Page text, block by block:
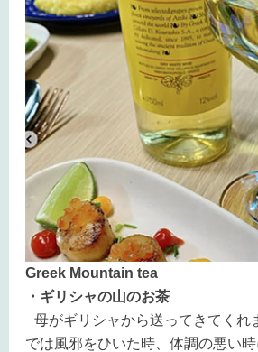
Greek Mountain tea
・ギリシャの山のお茶
母がギリシャから送ってきてくれ
では風邪をひいた時、体調の悪い